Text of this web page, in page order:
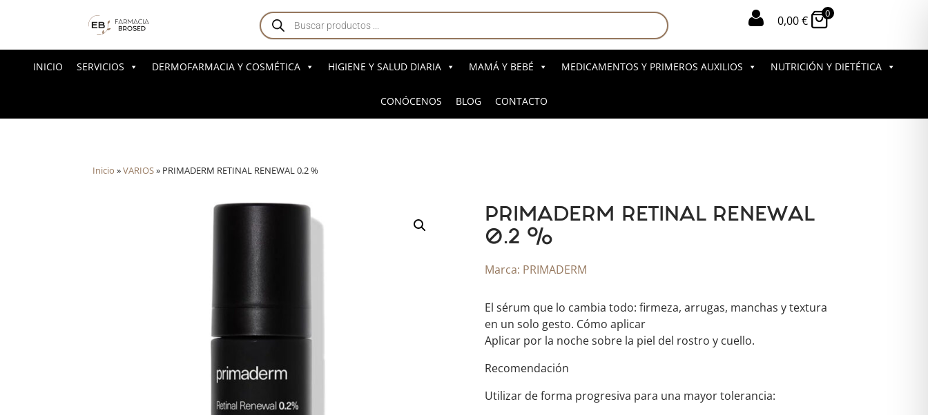
Búsqueda
de
productos
 0,00€
0
INICIO SERVICIOS DERMOFARMACIA Y COSMÉTICA HIGIENE Y SALUD DIARIA MAMÁ Y BEBÉ MEDICAMENTOS Y PRIMEROS AUXILIOS NUTRICIÓN Y DIETÉTICA
CONÓCENOS BLOG CONTACTO
Inicio »VARIOS» PRIMADERM RETINAL RENEWAL 0.2 %
PRIMADERM RETINAL RENEWAL
0.2 %
Marca: PRIMADERM
El sérum que lo cambia todo: firmeza, arrugas, manchas y textura
en un solo gesto. Cómo aplicar
Aplicar por la noche sobre la piel del rostro y cuello.
Recomendación
Utilizar de forma progresiva para una mayor tolerancia: